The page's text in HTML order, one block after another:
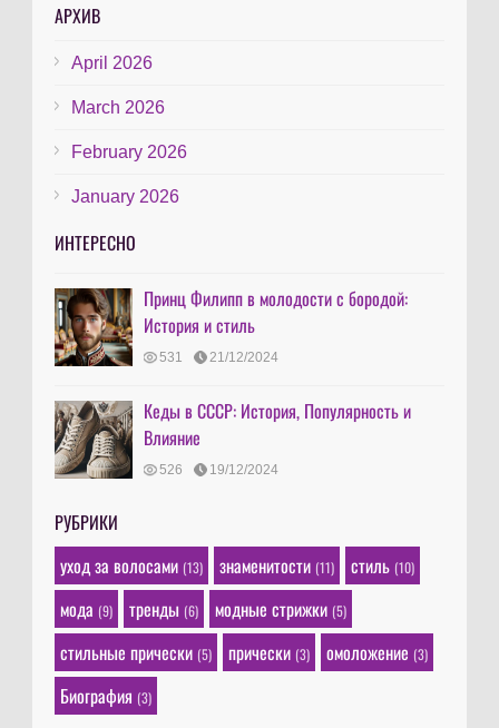
АРХИВ
April 2026
March 2026
February 2026
January 2026
ИНТЕРЕСНО
Принц Филипп в молодости с бородой:
История и стиль
531 21/12/2024
Кеды в СССР: История, Популярность и
Влияние
526 19/12/2024
РУБРИКИ
уход за волосами (13) знаменитости (11) стиль (10)
мода (9) тренды (6) модные стрижки (5)
стильные прически (5) прически (3) омоложение (3)
Биография (3)